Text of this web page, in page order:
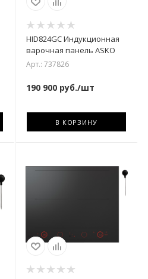
HID824GC Индукционная
варочная панель ASKO
Арт.: 737826
190 900руб./шт
В КОРЗИНУ